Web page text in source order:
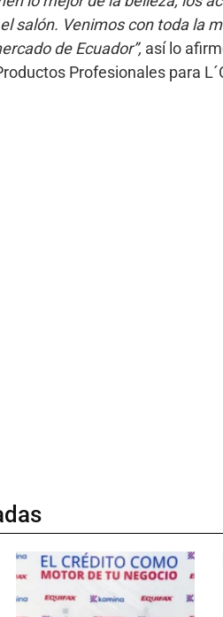
salón. Venimos con toda la
de Ecuador”, así lo
Profesionales para